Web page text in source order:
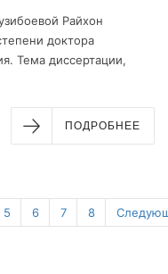
Райхон
доктора
Тема диссертации,
ПОДРОБНЕЕ
5 6 7 8